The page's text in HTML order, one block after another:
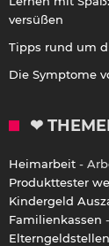
versüßen
Tipps rund um
Die Symptome
❤
Heimarbeit -
Produkttester
Kindergeld
Familienkassen
Elterngeldstellen